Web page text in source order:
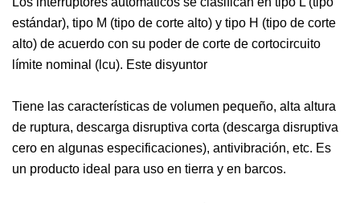
estándar), tipo M (tipo de corte alto) y tipo H (tipo de corte
alto) de acuerdo con su poder de corte de cortocircuito
límite nominal (lcu). Este disyuntor
Tiene las características de volumen pequeño, alta altura
de ruptura, descarga disruptiva corta (descarga disruptiva
cero en algunas especificaciones), antivibración, etc. Es
un producto ideal para uso en tierra y en barcos.